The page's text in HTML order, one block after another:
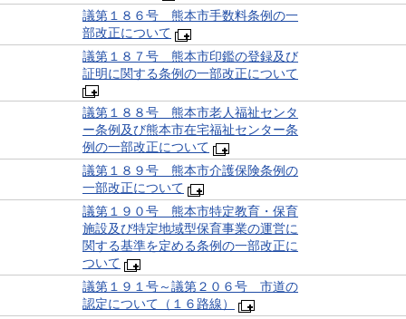
議第１８６号 熊本市手数料条例の一
部改正について
議第１８７号 熊本市印鑑の登録及び
証明に関する条例の一部改正について
議第１８８号 熊本市老人福祉センタ
ー条例及び熊本市在宅福祉センター条
例の一部改正について
議第１８９号 熊本市介護保険条例の
一部改正について
議第１９０号 熊本市特定教育・保育
施設及び特定地域型保育事業の運営に
関する基準を定める条例の一部改正に
ついて
議第１９１号～議第２０６号 市道の
認定について（１６路線）